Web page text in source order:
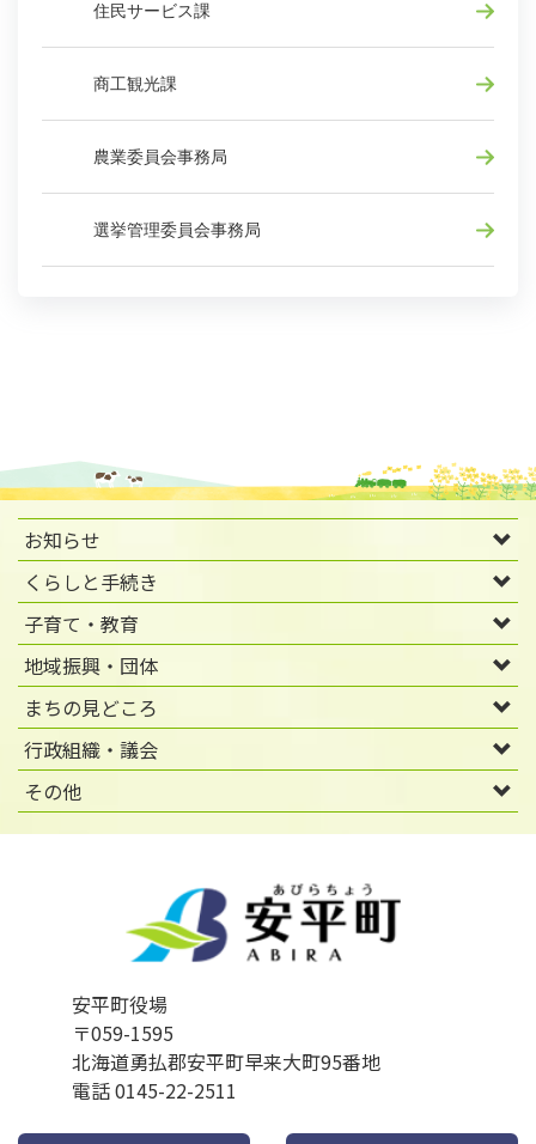
住民サービス課
商工観光課
農業委員会事務局
選挙管理委員会事務局
お知らせ
くらしと手続き
子育て・教育
地域振興・団体
まちの見どころ
行政組織・議会
その他
安平町役場
〒059-1595
北海道勇払郡安平町早来大町95番地
電話 0145-22-2511